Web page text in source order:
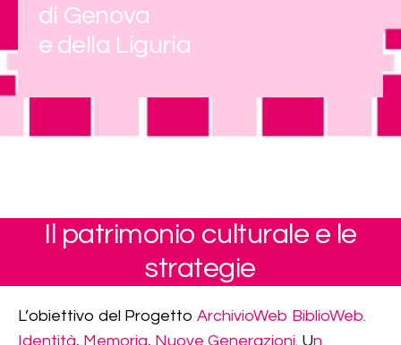
di Genova
e della Liguria
Il patrimonio culturale e le
strategie
L’obiettivo del Progetto ArchivioWeb BiblioWeb.
Identità, Memoria, Nuove Generazioni. Un